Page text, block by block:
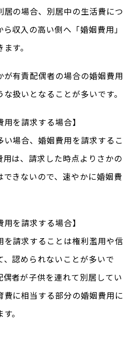
居の場合、別居中の生活費につ
収入の高い側へ「婚姻費用」
す。
が有責配偶者の場合の婚姻費用
扱いとなることが多いです。
用を請求する場合】
場合、婚姻費用を請求するこ
用は、請求した時点よりさかの
きないので、速やかに婚姻費
用を請求する場合】
を請求することは権利濫用や信
認められないことが多いで
者が子供を連れて別居してい
費に相当する部分の婚姻費用に
。